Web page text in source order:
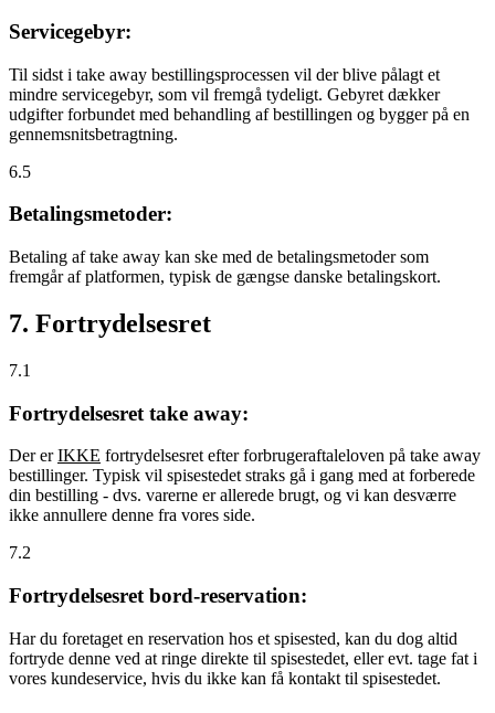
Servicegebyr:
Til sidst i take away bestillingsprocessen vil der blive pålagt et
mindre servicegebyr, som vil fremgå tydeligt. Gebyret dækker
udgifter forbundet med behandling af bestillingen og bygger på en
gennemsnitsbetragtning.
6.5
Betalingsmetoder:
Betaling af take away kan ske med de betalingsmetoder som
fremgår af platformen, typisk de gængse danske betalingskort.
7. Fortrydelsesret
7.1
Fortrydelsesret take away:
Der erIKKE fortrydelsesret efter forbrugeraftaleloven på take away
bestillinger. Typisk vil spisestedet straks gå i gang med at forberede
din bestilling - dvs. varerne er allerede brugt, og vi kan desværre
ikke annullere denne fra vores side.
7.2
Fortrydelsesret bord-reservation:
Har du foretaget en reservation hos et spisested, kan du dog altid
fortryde denne ved at ringe direkte til spisestedet, eller evt. tage fat i
vores kundeservice, hvis du ikke kan få kontakt til spisestedet.